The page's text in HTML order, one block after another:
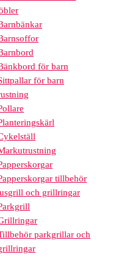
för barn
för barn
tillbehör
och grillringar
parkgrillar och